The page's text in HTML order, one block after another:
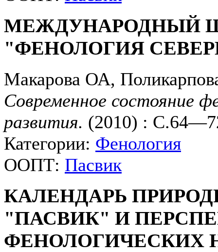
МЕЖДУНАРОДНЫЙ
"ФЕНОЛОГИЯ
Макарова ОА,
Современное состояние
развития. (2010) :
Категории: Фенология
ООПТ: Пасвик
КАЛЕНДАРЬ
"ПАСВИК" И
ФЕНОЛОГИЧЕСКИХ